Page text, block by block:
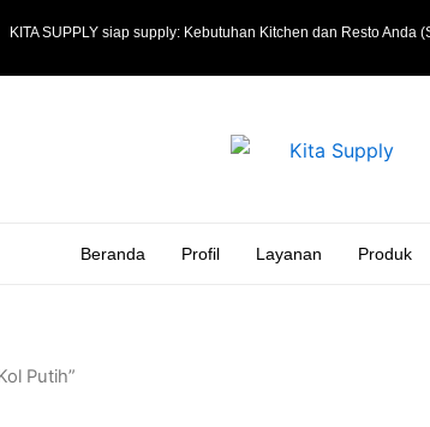
KITA SUPPLY siap supply: Kebutuhan Kitchen dan Resto Anda
Beranda Profil Layanan Produk
Putih”